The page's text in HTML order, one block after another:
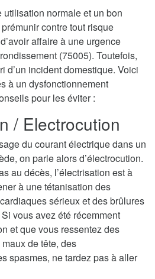
normale et un bon
contre tout risque
affaire à une urgence
(75005). Toutefois,
d’un incident domestique. Voici
à un dysfonctionnement
pour les éviter :
/ Electrocution
du courant électrique dans un
on parle alors d’électrocution.
au décès, l’électrisation est à
à une tétanisation des
sérieux et des brûlures
vous avez été récemment
et que vous ressentez des
de tête, des
spasmes, ne tardez pas à aller